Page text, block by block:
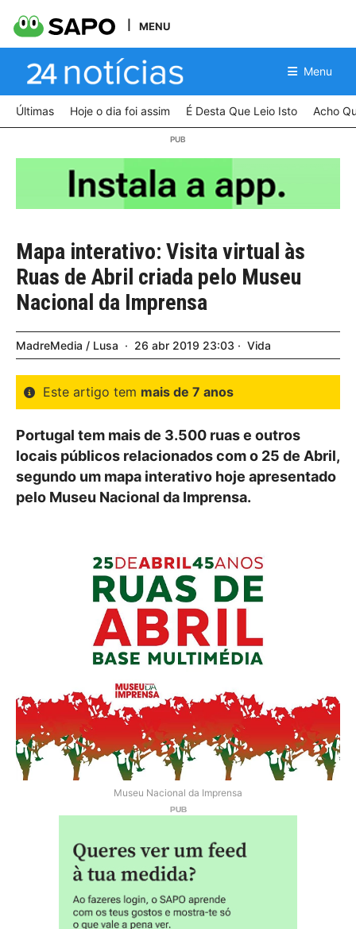
MENU
Menu
Últimas Hoje o dia foi assim É Desta Que Leio Isto Acho
Mapa interativo: Visita virtual às
Ruas de Abril criada pelo Museu
Nacional da Imprensa
MadreMedia / Lusa 26 abr 2019 23:03 Vida
Este artigo tem mais de 7 anos
Portugal tem mais de 3.500 ruas e outros
locais públicos relacionados com o 25 de Abril,
segundo um mapa interativo hoje apresentado
pelo Museu Nacional da Imprensa.
Museu Nacional da Imprensa